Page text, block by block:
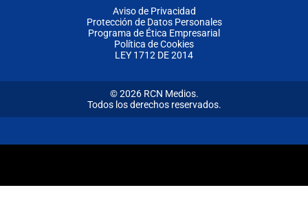
Aviso de Privacidad
Protección de Datos Personales
Programa de Ética Empresarial
Política de Cookies
LEY 1712 DE 2014
© 2026 RCN Medios.
Todos los derechos reservados.